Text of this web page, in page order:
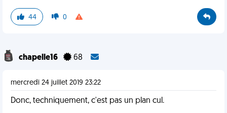
44 0
chapelle16 68
mercredi 24 juillet 2019 23:22
Donc, techniquement, c'est pas un plan cul.